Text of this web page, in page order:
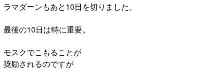
ラマダーンもあと10日を切りました。
最後の10日は特に重要。
モスクでこもることが
奨励されるのですが